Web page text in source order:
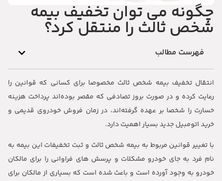
چگونه می توان تخفیف بیمه
شخص ثالث را منتقل کرد؟
فهرست مطالب
انتقال تخفیف بیمه شخص ثالث مخصوصا برای کسانی‌ که قوانین را
رعایت کرده‌ و در صورت بروز تصادفی که مقصر بوده‌اند پرداخت هزینه
خسارت را شخصا بر عهده گرفته‌اند، در زمان فروش خودروی قدیمی و
خرید اتومبیل جدید بسیار اهمیت دارد.
با تغییر قوانین مربوط به بیمه شخص ثالث و ثبت تخفیفات این بیمه به
نام فرد به جای خودرو مشکلات و پرسش های فراوانی را برای مالکان
خودرو به وجود آورده است و باعث شده است که بسیاری از مالکان برای